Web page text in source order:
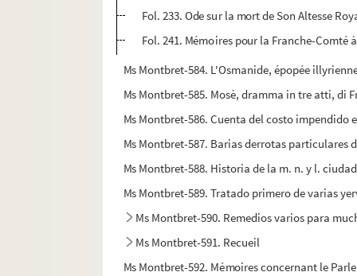
Fol. 233. Ode sur la mort de Son Altesse
Fol. 241. Mémoires pour la Franche-
Ms Montbret-584. L'Osmanide, épopée
Ms Montbret-585. Mosè, dramma in tre atti, di
Ms Montbret-586. Cuenta del costo impendido
Ms Montbret-587. Barias derrotas particulares
Ms Montbret-588. Historia de la m. n. y l.
Ms Montbret-589. Tratado primero de varias
Ms Montbret-590. Remedios varios para
Ms Montbret-591. Recueil
Ms Montbret-592. Mémoires concernant le